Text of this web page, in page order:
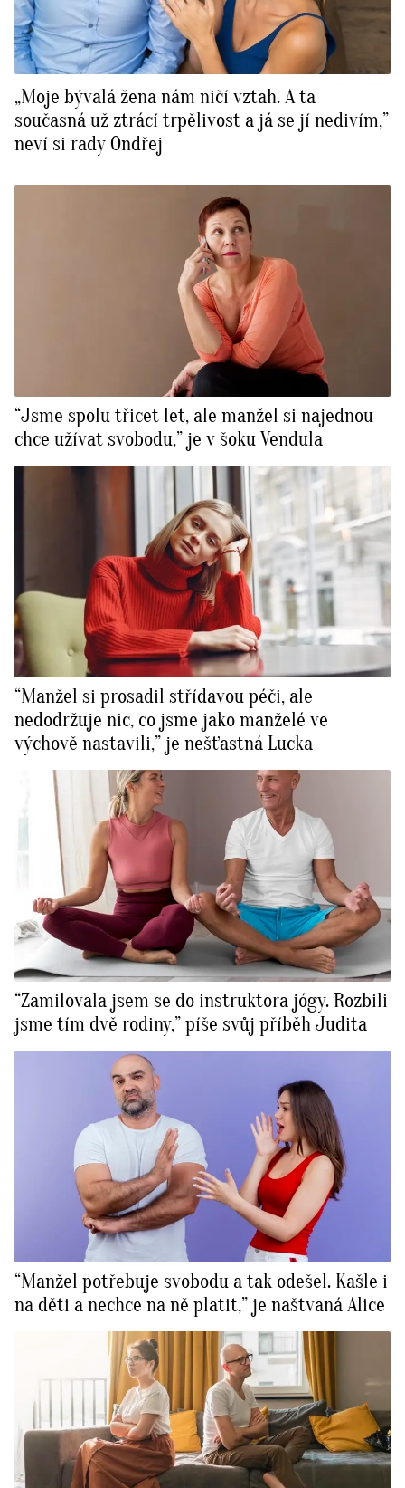
„Moje bývalá žena nám ničí vztah. A ta
současná už ztrácí trpělivost a já se jí nedivím,”
neví si rady Ondřej
“Jsme spolu třicet let, ale manžel si najednou
chce užívat svobodu,” je v šoku Vendula
“Manžel si prosadil střídavou péči, ale
nedodržuje nic, co jsme jako manželé ve
výchově nastavili,” je nešťastná Lucka
“Zamilovala jsem se do instruktora jógy. Rozbili
jsme tím dvě rodiny,” píše svůj příběh Judita
“Manžel potřebuje svobodu a tak odešel. Kašle i
na děti a nechce na ně platit,” je naštvaná Alice